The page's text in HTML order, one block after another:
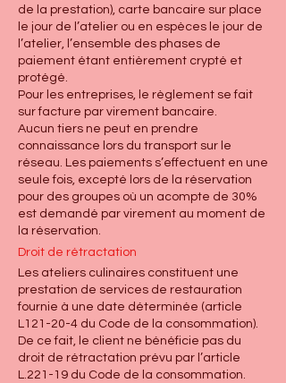
de la prestation), carte bancaire sur place
le jour de l’atelier ou en espèces le jour de
l’atelier, l’ensemble des phases de
paiement étant entièrement crypté et
protégé.
Pour les entreprises, le règlement se fait
sur facture par virement bancaire.
Aucun tiers ne peut en prendre
connaissance lors du transport sur le
réseau. Les paiements s’effectuent en une
seule fois, excepté lors de la réservation
pour des groupes où un acompte de 30%
est demandé par virement au moment de
la réservation.
Droit de rétractation
Les ateliers culinaires constituent une
prestation de services de restauration
fournie à une date déterminée (article
L121-20-4 du Code de la consommation).
De ce fait, le client ne bénéficie pas du
droit de rétractation prévu par l’article
L.221-19 du Code de la consommation.